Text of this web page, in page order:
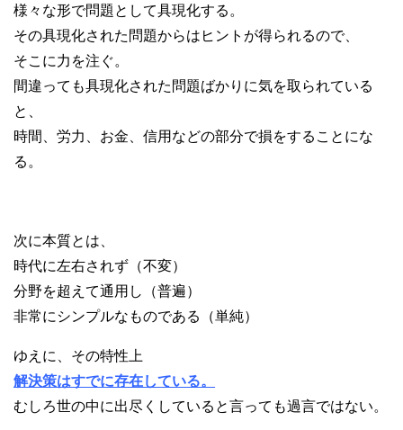
様々な形で問題として具現化する。
その具現化された問題からはヒントが得られるので、
そこに力を注ぐ。
間違っても具現化された問題ばかりに気を取られている
と、
時間、労力、お金、信用などの部分で損をすることにな
る。
次に本質とは、
時代に左右されず（不変）
分野を超えて通用し（普遍）
非常にシンプルなものである（単純）
ゆえに、その特性上
解決策はすでに存在している。
むしろ世の中に出尽くしていると言っても過言ではない。